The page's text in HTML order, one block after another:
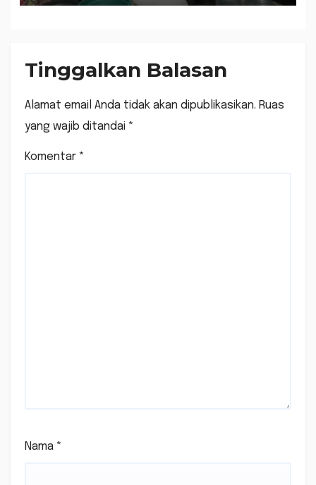
Tinggalkan Balasan
Alamat email Anda tidak akan dipublikasikan. Ruas
yang wajib ditandai *
Komentar *
Nama *